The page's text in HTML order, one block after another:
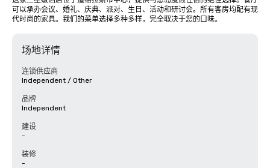
可以承办会议、婚礼、庆典、派对、生日、活动和研讨会。所有客房均配有现
代时尚的家具。我们的菜单选择多种多样，完全取决于您的口味。
场地详情
连锁供应商
Independent / Other
品牌
Independent
建设
-
装修
-